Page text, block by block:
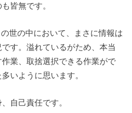
皆無です。
世の中において、まさに情報は
です。溢れているがため、本当
業、取捨選択できる作業がで
いように思います。
自己責任です。